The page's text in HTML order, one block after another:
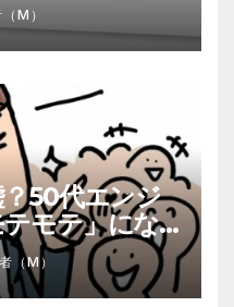
M）
50代エンジ
モテ」にな
（M）